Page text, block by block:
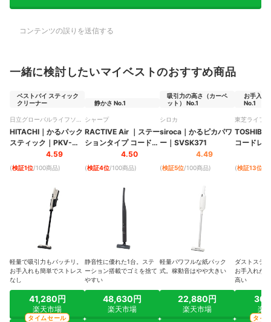
コンテンツの誤りを送信する
一緒に検討したいマイベストのおすすめ商品
ベストバイ スティック
クリーナー
日立グローバルライフソリ
ューションズ
HITACHI ｜ かるパック
スティック ｜ PKV-
4.59
(検証1位/100商品)
軽量で吸引力もバッチリ。
お手入れも簡単でストレス
なし
41,280円
楽天市場
タイムセール
静かさ No.1
シャープ
RACTIVE Air ｜ ステー
ションタイプ コードレ
ススティック掃除機
EC-XR2
4.50
(検証4位/100商品)
静音性に優れた1台。ステ
ーション搭載でゴミを捨て
やすい
48,630円
楽天市場
吸引力の高さ（カーペ
ット） No.1
シロカ
siroca ｜ かるピカパワ
ー ｜ SVSK371
4.49
(検証5位/100商品)
軽量パワフルな紙パック
式。稼動音はやや大きい
22,880円
楽天市場
お手入れ
No.1
東芝ライフ
TOSHIBA
コードレ
(検証13位
ダストステ
お手入れが
高い
楽
タイ